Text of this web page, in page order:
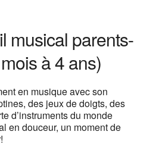
Google Maps correctly.
OK
musical parents-
à 4 ans)
en musique avec son
des jeux de doigts, des
d’instruments du monde
en douceur, un moment de